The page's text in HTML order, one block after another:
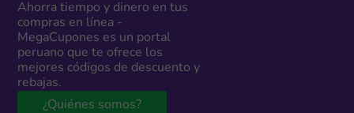
Ahorra tiempo y dinero en tus
compras en línea -
MegaCupones es un portal
peruano que te ofrece los
mejores códigos de descuento y
rebajas.
¿Quiénes somos?